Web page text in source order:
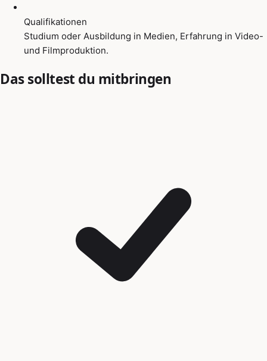
Qualifikationen
Studium oder Ausbildung in Medien, Erfahrung in Video-
und Filmproduktion.
Das solltest du mitbringen